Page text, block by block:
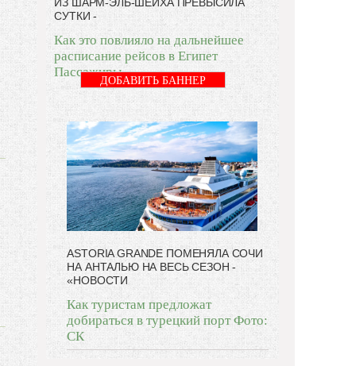
СУТКИ -
Как это повлияло на дальнейшее
расписание рейсов в Египет
Пассажиры
ДОБАВИТЬ БАННЕР
ASTORIA GRANDE ПОМЕНЯЛА СОЧИ
НА АНТАЛЬЮ НА ВЕСЬ СЕЗОН -
«НОВОСТИ
Как туристам предложат
добираться в турецкий порт Фото:
СК